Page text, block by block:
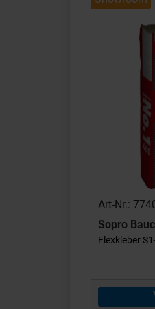
Art-Nr.:
Sopro
Flexkleber